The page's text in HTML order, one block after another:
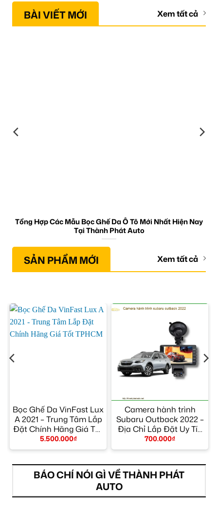
BÀI VIẾT MỚI Xem tất cả
Tổng Hợp Các Mẫu Bọc Ghế Da Ô Tô Mới Nhất Hiện Nay
Tại Thành Phát Auto
SẢN PHẨM MỚI Xem tất cả
Bọc Ghế Da VinFast Lux
A 2021 – Trung Tâm Lắp
Đặt Chính Hãng Giá Tốt
TPHCM
5.500.000₫
Camera hành trình
Subaru Outback 2022 –
Địa Chỉ Lắp Đặt Uy Tín
TPHCM
700.000₫
BÁO CHÍ NÓI GÌ VỀ THÀNH PHÁT
AUTO